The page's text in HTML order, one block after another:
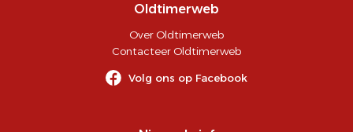
Oldtimerweb
Over Oldtimerweb
Contacteer Oldtimerweb
Volg ons op Facebook